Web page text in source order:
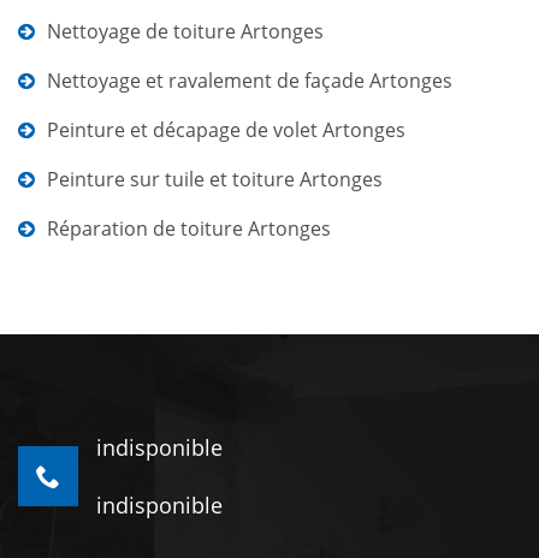
Nettoyage de toiture Artonges
Nettoyage et ravalement de façade Artonges
Peinture et décapage de volet Artonges
Peinture sur tuile et toiture Artonges
Réparation de toiture Artonges
indisponible
indisponible